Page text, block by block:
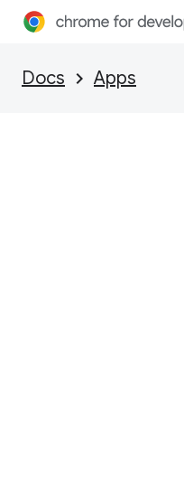
Docs Apps